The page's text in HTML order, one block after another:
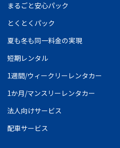
まるごと安心パック
とくとくパック
夏も冬も同一料金の実現
短期レンタル
1週間/ウィークリーレンタカー
1か月/マンスリーレンタカー
法人向けサービス
配車サービス